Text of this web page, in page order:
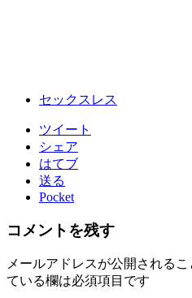
セックスレス
ツイート
シェア
はてブ
送る
Pocket
コメントを残す
メールアドレスが公開されるこ
ている欄は必須項目です